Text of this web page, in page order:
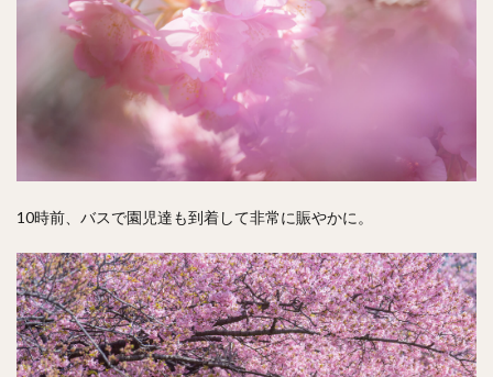
10時前、バスで園児達も到着して非常に賑やかに。